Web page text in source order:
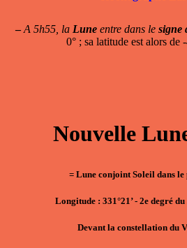
– A 5h55, la Lune entre dans le signe
0° ; sa latitude est alors de
Nouvelle
= Lune conjoint Soleil dans
Longitude : 331°21’ - 2e degré du
Devant la constellation du